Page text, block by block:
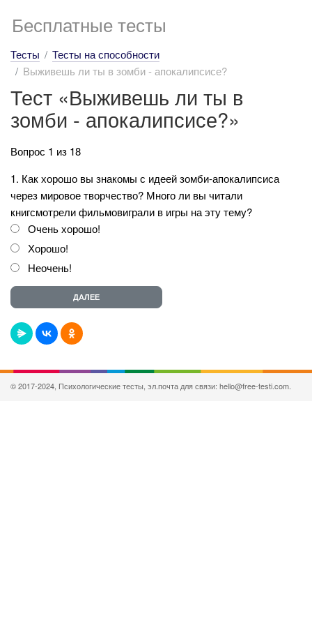
Бесплатные тесты
Тесты
Тесты на способности
Выживешь ли ты в зомби - апокалипсисе?
Тест «Выживешь ли ты в
зомби - апокалипсисе?»
Вопрос 1 из 18
1. Как хорошо вы знакомы с идеей зомби-апокалипсиса
через мировое творчество? Много ли вы читали
книгсмотрели фильмовиграли в игры на эту тему?
Очень хорошо!
Хорошо!
Неочень!
© 2017-2024, Психологические тесты, эл.почта для связи: hello@free-testi.com.